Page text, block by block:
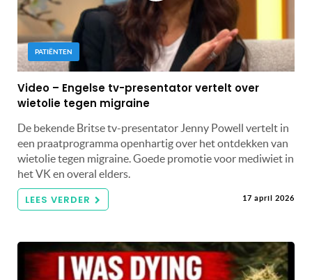
PATIËNTEN
Video – Engelse tv-presentator vertelt over
wietolie tegen migraine
De bekende Britse tv-presentator Jenny Powell vertelt in
een praatprogramma openhartig over het ontdekken van
wietolie tegen migraine. Goede promotie voor mediwiet in
het VK en overal elders.
LEES VERDER 17 april 2026